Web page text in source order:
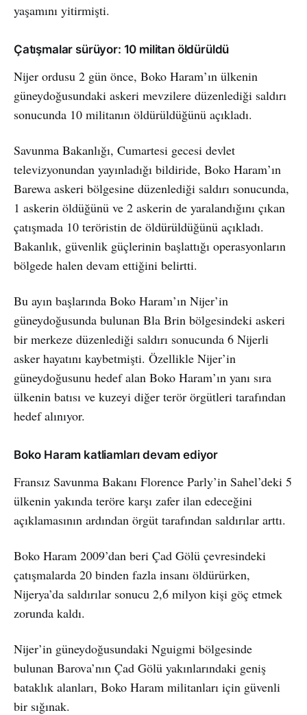
yaşamını yitirmişti.
Çatışmalar sürüyor: 10 militan öldürüldü
Nijer ordusu 2 gün önce, Boko Haram’ın ülkenin
güneydoğusundaki askeri mevzilere düzenlediği saldırı
sonucunda 10 militanın öldürüldüğünü açıkladı.
Savunma Bakanlığı, Cumartesi gecesi devlet
televizyonundan yayınladığı bildiride, Boko Haram’ın
Barewa askeri bölgesine düzenlediği saldırı sonucunda,
1 askerin öldüğünü ve 2 askerin de yaralandığını çıkan
çatışmada 10 teröristin de öldürüldüğünü açıkladı.
Bakanlık, güvenlik güçlerinin başlattığı operasyonların
bölgede halen devam ettiğini belirtti.
Bu ayın başlarında Boko Haram’ın Nijer’in
güneydoğusunda bulunan Bla Brin bölgesindeki askeri
bir merkeze düzenlediği saldırı sonucunda 6 Nijerli
asker hayatını kaybetmişti. Özellikle Nijer’in
güneydoğusunu hedef alan Boko Haram’ın yanı sıra
ülkenin batısı ve kuzeyi diğer terör örgütleri tarafından
hedef alınıyor.
Boko Haram katliamları devam ediyor
Fransız Savunma Bakanı Florence Parly’in Sahel’deki 5
ülkenin yakında teröre karşı zafer ilan edeceğini
açıklamasının ardından örgüt tarafından saldırılar arttı.
Boko Haram 2009’dan beri Çad Gölü çevresindeki
çatışmalarda 20 binden fazla insanı öldürürken,
Nijerya’da saldırılar sonucu 2,6 milyon kişi göç etmek
zorunda kaldı.
Nijer’in güneydoğusundaki Nguigmi bölgesinde
bulunan Barova’nın Çad Gölü yakınlarındaki geniş
bataklık alanları, Boko Haram militanları için güvenli
bir sığınak.